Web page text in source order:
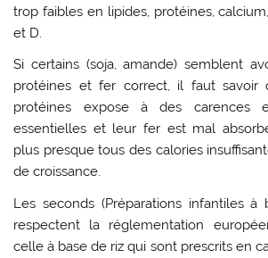
trop faibles en lipides, protéines,
et D.
Si certains (soja, amande) semblent
protéines et fer correct, il faut savoir
protéines expose à des carences
essentielles et leur fer est mal
plus presque tous des calories
de croissance.
Les seconds (Préparations infantiles à
respectent la réglementation
celle à base de riz qui sont prescrits en